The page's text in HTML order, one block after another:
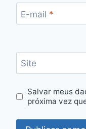
E-mail *
Site
Salvar meus
próxima vez